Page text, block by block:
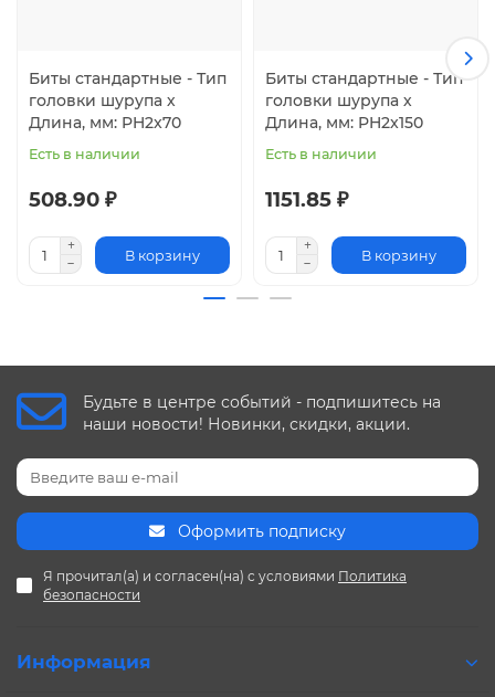
Биты стандартные - Тип
головки шурупа х
Длина, мм: PH2x70
Есть в наличии
508.90 ₽
В корзину
Биты стандартные - Тип
головки шурупа х
Длина, мм: PH2x150
Есть в наличии
1151.85 ₽
В корзину
Будьте в центре событий - подпишитесь на
наши новости! Новинки, скидки, акции.
Оформить подписку
Я прочитал(а) и согласен(на) с условиями Политика
безопасности
Информация